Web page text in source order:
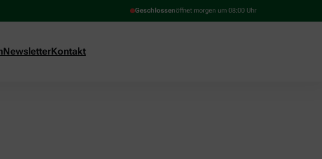
Geschlossenöffnet morgen um 08:00 Uhr
NewsletterKontakt